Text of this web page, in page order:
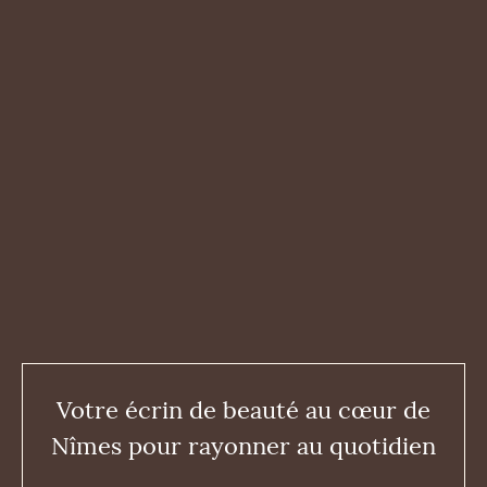
Votre écrin de beauté au cœur de
Nîmes pour rayonner au quotidien